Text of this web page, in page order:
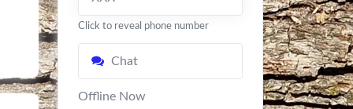
Click to reveal phone number
Chat
Offline Now